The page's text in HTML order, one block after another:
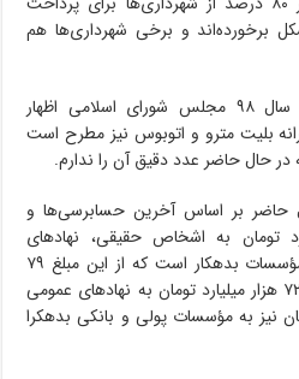
برخورده‌اند و برخی شهرداری‌ها هم
رئیس کمیسیون تلفیق بودجه سال ۹۸ مجلس شورای اسلامی اظهار
بلیت مترو و اتوبوس نیز مطرح است
د‌ر حال حاضر عدد دقیق آن ر‌ا ندارم.
بر اساس آخرین حسابرسی‌ها و
هزار میلیارد تومان به اشخاص حقیقی، نهادهای
غیرعمومی دولتی و بانک‌ها و مؤسسات بدهکار است که از این مبلغ ۷۹
هزار میلیارد تومان به اشخاص، ۷۲ هزار میلیارد تومان به نهادهای عمومی
میلیارد تومان نیز به مؤسسات پولی و بانکی بدهکرا